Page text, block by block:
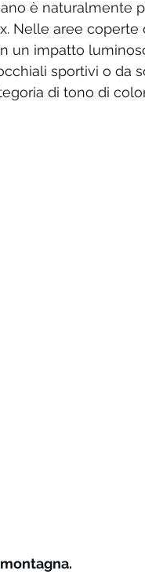
è naturalmente
Nelle aree coperte
un impatto
sportivi o da
di tono di